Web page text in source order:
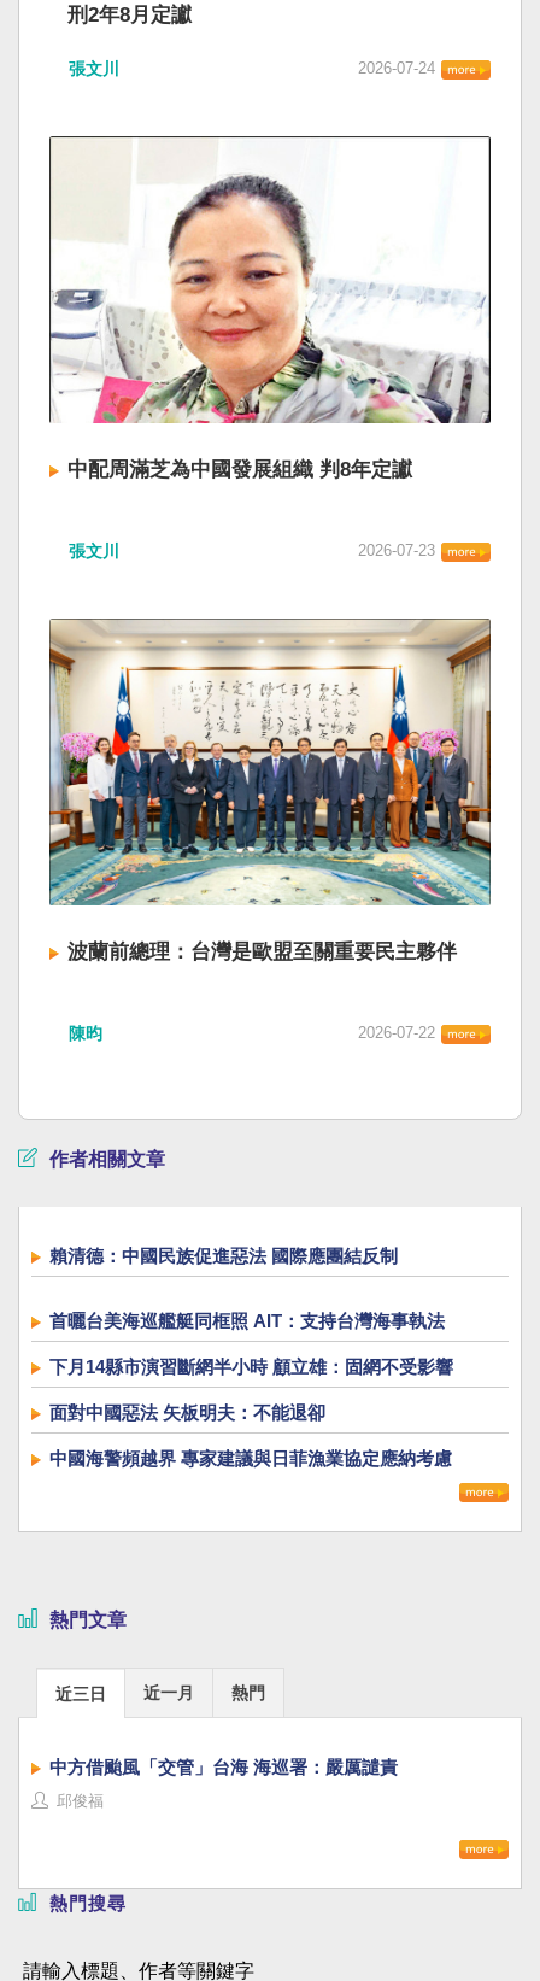
刑2年8月定讞
張文川 2026-07-24
中配周滿芝為中國發展組織 判8年定讞
張文川 2026-07-23
波蘭前總理：台灣是歐盟至關重要民主夥伴
陳昀 2026-07-22
作者相關文章
賴清德：中國民族促進惡法 國際應團結反制
首曬台美海巡艦艇同框照 AIT：支持台灣海事執法
下月14縣市演習斷網半小時 顧立雄：固網不受影響
面對中國惡法 矢板明夫：不能退卻
中國海警頻越界 專家建議與日菲漁業協定應納考慮
熱門文章
近三日 近一月 熱門
中方借颱風「交管」台海 海巡署：嚴厲譴責
邱俊福
熱門搜尋
請輸入標題、作者等關鍵字